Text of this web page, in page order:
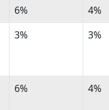
6% 4%
3% 3%
6% 4%